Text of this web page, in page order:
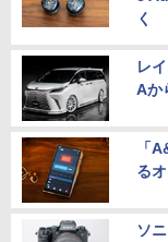
く
レ
Aか
「
る
ソ